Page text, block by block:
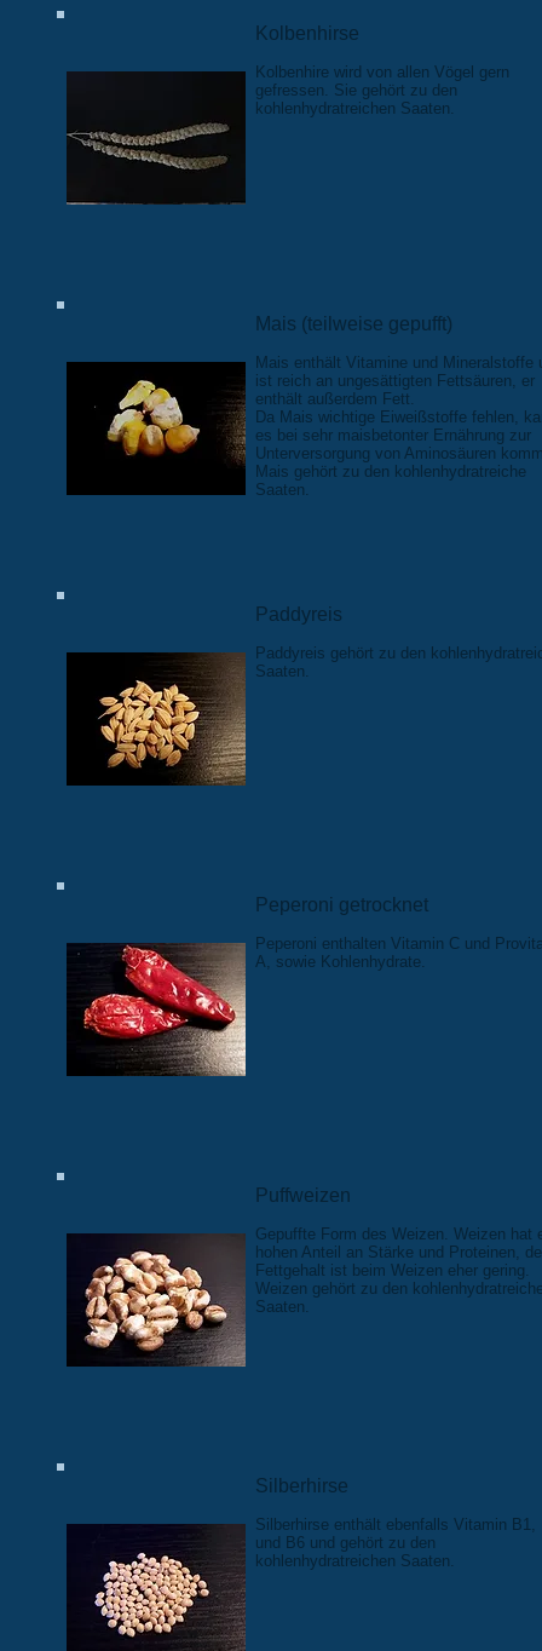
Kolbenhirse
Kolbenhire wird von allen Vögel gern
gefressen. Sie gehört zu den
kohlenhydratreichen Saaten.
Mais (teilweise gepufft)
Mais enthält Vitamine und Mineralstoffe
ist reich an ungesättigten Fettsäuren, er
enthält außerdem Fett.
Da Mais wichtige Eiweißstoffe fehlen,
es bei sehr maisbetonter Ernährung zur
Unterversorgung von Aminosäuren
Mais gehört zu den kohlenhydratreiche
Saaten.
Paddyreis
Paddyreis gehört zu den
Saaten.
Peperoni getrocknet
Peperoni enthalten Vitamin C und
A, sowie Kohlenhydrate.
Puffweizen
Gepuffte Form des Weizen. Weizen hat
hohen Anteil an Stärke und Proteinen,
Fettgehalt ist beim Weizen eher gering.
Weizen gehört zu den
Saaten.
Silberhirse
Silberhirse enthält ebenfalls Vitamin B1,
und B6 und gehört zu den
kohlenhydratreichen Saaten.